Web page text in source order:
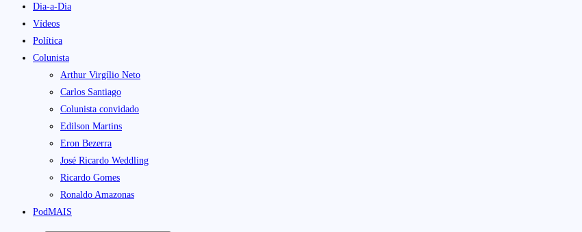
Dia-a-Dia
Vídeos
Política
Colunista
Arthur Virgílio Neto
Carlos Santiago
Colunista convidado
Edilson Martins
Eron Bezerra
José Ricardo Weddling
Ricardo Gomes
Ronaldo Amazonas
PodMAIS